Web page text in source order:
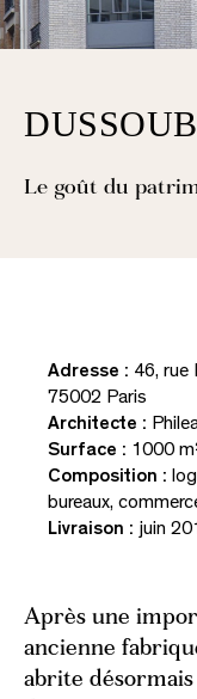
Le goût du
Adresse : 46, rue
75002 Paris
Architecte :
Surface : 1000
Composition :
bureaux,
Livraison : juin
Après une
ancienne
abrite